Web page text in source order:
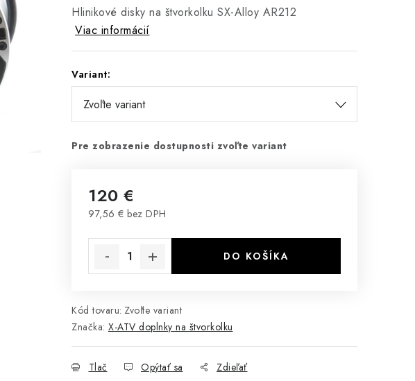
Hlinikové disky na štvorkolku SX-Alloy AR212
Viac informácií
Variant:
Pre zobrazenie dostupnosti zvoľte variant
120 €
97,56 € bez DPH
DO KOŠÍKA
Kód tovaru: Zvoľte variant
Značka: X-ATV doplnky na štvorkolku
Tlač Opýtať sa Zdieľať